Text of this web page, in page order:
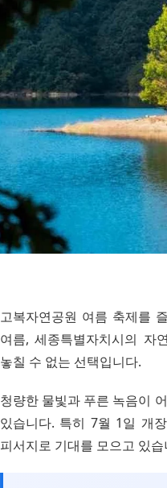
고복자연공원 여름 축제를
여름, 세종특별자치시의 자
놓칠 수 없는 선택입니다.
청량한 물빛과 푸른 녹음이
있습니다. 특히 7월 1일 개
피서지로 기대를 모으고 있습